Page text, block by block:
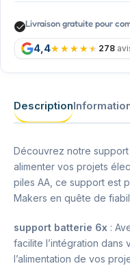
Livraison gratuite pour
4,4 278
Description
Découvrez notre
alimenter vos projets
piles AA, ce support est
Makers en quête de
support batterie 6x :
facilite l’intégration dans
l’alimentation de vos